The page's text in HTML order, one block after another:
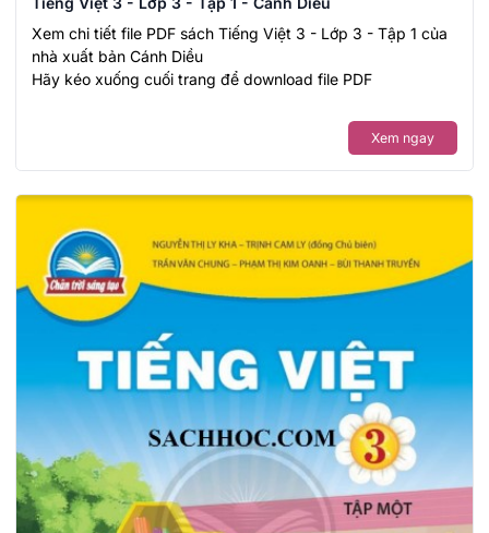
Xem chi tiết file PDF sách Tiếng Việt 3 - Lớp 3 - Tập 1 của
nhà xuất bản Cánh Diều
Hãy kéo xuống cuối trang để download file PDF
Xem ngay